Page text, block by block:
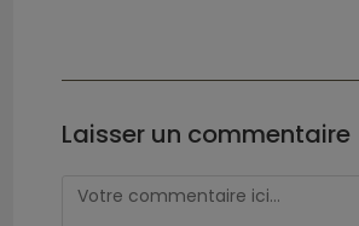
Laisser un commentaire